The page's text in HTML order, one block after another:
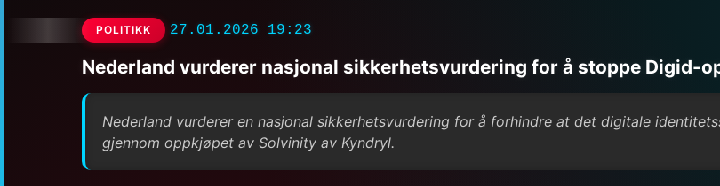
POLITIKK 27.01.2026 19:23
Nederland vurderer nasjonal sikkerhetsvurdering for å stoppe Digid-
Nederland vurderer en nasjonal sikkerhetsvurdering for å forhindre at det digitale
gjennom oppkjøpet av Solvinity av Kyndryl.